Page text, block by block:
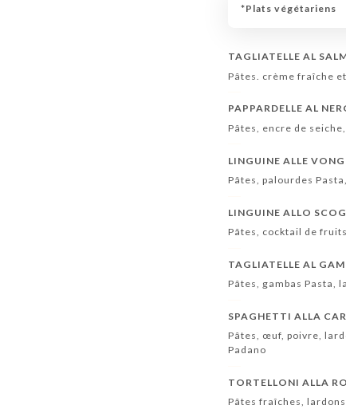
*Plats végétariens
TAGLIATELLE AL
Pâtes. crème fraîche
PAPPARDELLE AL
Pâtes, encre de
LINGUINE ALLE
Pâtes, palourdes
LINGUINE ALLO
Pâtes, cocktail de
TAGLIATELLE AL
Pâtes, gambas Pasta,
SPAGHETTI ALLA
Pâtes, œuf, poivre,
Padano
TORTELLONI ALLA
Pâtes fraîches,